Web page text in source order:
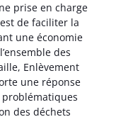
prise en charge
de faciliter la
une économie
des
Enlèvement
une réponse
des déchets